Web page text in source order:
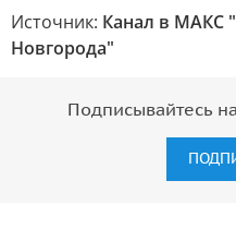
Источник: Канал в МАКС
Новгорода"
Подписывайтесь